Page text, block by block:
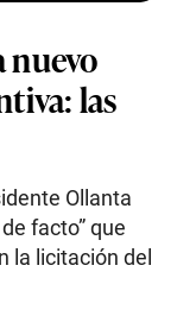
nuevo
las
Ollanta
facto” que
la licitación del